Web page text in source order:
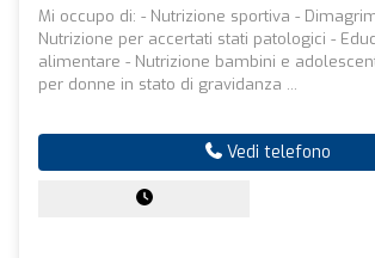
Mi occupo di: - Nutrizione sportiva -
Nutrizione per accertati stati patologici -
alimentare - Nutrizione bambini e
per donne in stato di gravidanza ...
Vedi telefono